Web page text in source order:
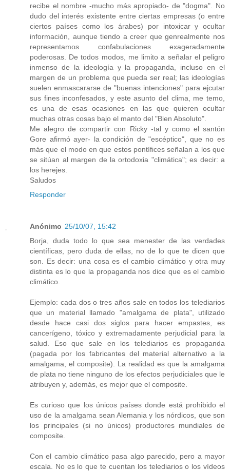
recibe el nombre -mucho más apropiado- de "dogma". No
dudo del interés existente entre ciertas empresas (o entre
ciertos países como los árabes) por intoxicar y ocultar
información, aunque tiendo a creer que genrealmente nos
representamos confabulaciones exageradamente
poderosas. De todos modos, me limito a señalar el peligro
inmenso de la ideología y la propaganda, incluso en el
margen de un problema que pueda ser real; las ideologías
suelen enmascararse de "buenas intenciones" para ejcutar
sus fines inconfesados, y este asunto del clima, me temo,
es una de esas ocasiones en las que quieren ocultar
muchas otras cosas bajo el manto del "Bien Absoluto".
Me alegro de compartir con Ricky -tal y como el santón
Gore afirmó ayer- la condición de "escéptico", que no es
más que el modo en que estos pontífices señalan a los que
se sitúan al margen de la ortodoxia "climática"; es decir: a
los herejes.
Saludos
Responder
Anónimo 25/10/07, 15:42
Borja, duda todo lo que sea menester de las verdades
científicas, pero duda de ellas, no de lo que te dicen que
son. Es decir: una cosa es el cambio climático y otra muy
distinta es lo que la propaganda nos dice que es el cambio
climático.
Ejemplo: cada dos o tres años sale en todos los telediarios
que un material llamado "amalgama de plata", utilizado
desde hace casi dos siglos para hacer empastes, es
cancerígeno, tóxico y extremadamente perjudicial para la
salud. Eso que sale en los telediarios es propaganda
(pagada por los fabricantes del material alternativo a la
amalgama, el composite). La realidad es que la amalgama
de plata no tiene ninguno de los efectos perjudiciales que le
atribuyen y, además, es mejor que el composite.
Es curioso que los únicos países donde está prohibido el
uso de la amalgama sean Alemania y los nórdicos, que son
los principales (si no únicos) productores mundiales de
composite.
Con el cambio climático pasa algo parecido, pero a mayor
escala. No es lo que te cuentan los telediarios o los vídeos